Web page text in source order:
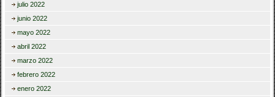
julio 2022
junio 2022
mayo 2022
abril 2022
marzo 2022
febrero 2022
enero 2022